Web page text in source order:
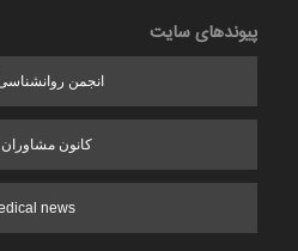
پیوندهای سایت
انجمن
کانون مشاوران
news